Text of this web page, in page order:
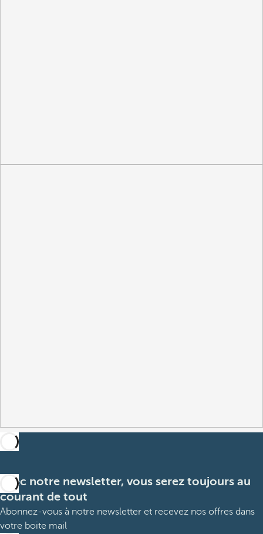
Avec notre newsletter, vous serez toujours au
courant de tout
Abonnez-vous à notre newsletter et recevez nos offres dans
votre boite mail